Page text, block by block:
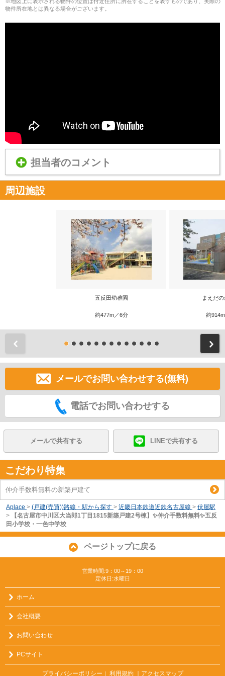
物件所在地とは異なる場合がございます。
担当者のコメント
周辺施設
五反田幼稚園
約477m／6分
まえだ
約
メールでお問い合わせする(無料)
電話でお問い合わせする
メールで共有する LINEで共有する
こだわり特集
仲介手数料無料の新築戸建て
Aplace > (戸建(売買))路線・駅から探す > 近畿日本鉄道近鉄名古屋線 > 伏屋駅
>
【名古屋市中川区大当郎1丁目1815新築戸建2号棟】✨️仲介手数料無料✨️五反
田小学校・一色中学校
ページトップに戻る
営業時間:9：00～19：00
定休日:水曜日
ホーム
会社概要
お問い合わせ
PCサイト
プライバシーポリシー ｜ 利用規約 ｜アクセスマップ